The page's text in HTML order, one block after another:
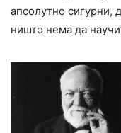
апсолутно сигурни,
ништо нема да